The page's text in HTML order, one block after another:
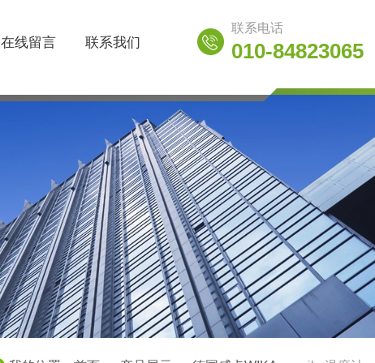
在线留言 联系我们
联系电话
010-84823065